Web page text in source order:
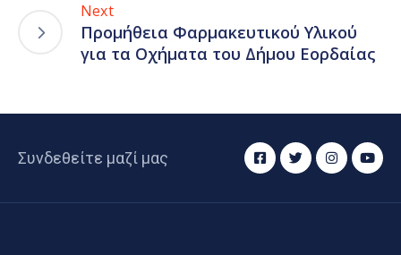
Next
Προμήθεια Φαρμακευτικού Υλικού
για τα Οχήματα του Δήμου Εορδαίας
Συνδεθείτε μαζί μας